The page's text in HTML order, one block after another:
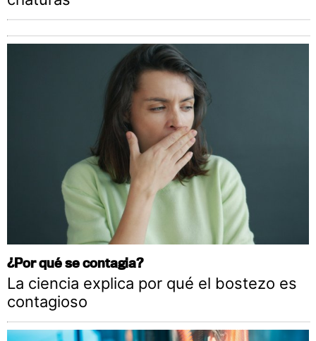
¿Por qué se contagia?
La ciencia explica por qué el bostezo es
contagioso